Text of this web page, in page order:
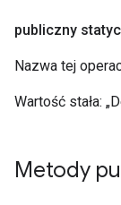
publiczny
Nazwa tej
Wartość stała:
Metody